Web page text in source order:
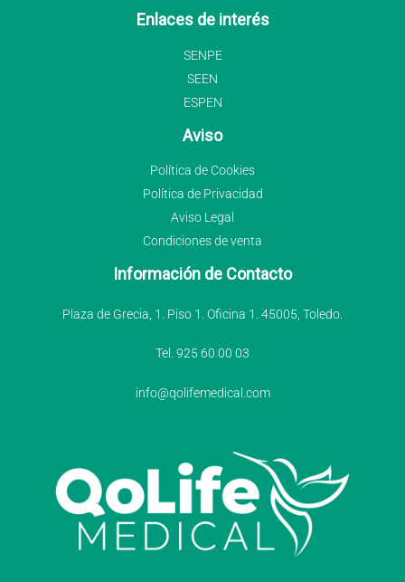
Enlaces de interés
SENPE
SEEN
ESPEN
Aviso
Política de Cookies
Política de Privacidad
Aviso Legal
Condiciones de venta
Información de Contacto
Plaza de Grecia, 1. Piso 1. Oficina 1. 45005, Toledo.
Tel. 925 60 00 03
info@qolifemedical.com